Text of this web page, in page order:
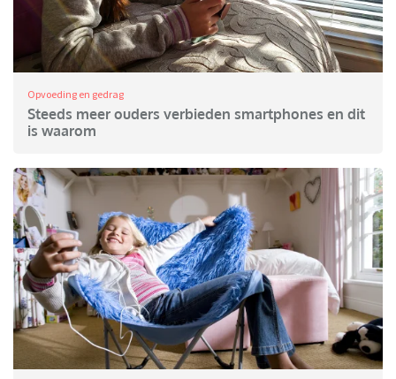
Opvoeding en gedrag
Steeds meer ouders verbieden smartphones en dit
is waarom